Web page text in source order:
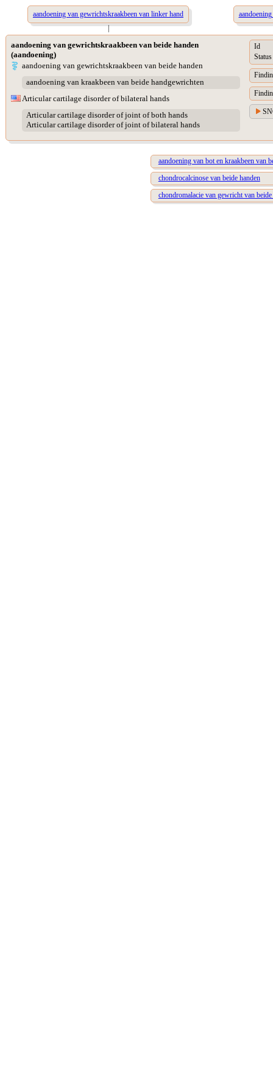
aandoening van gewrichtskraakbeen van linker hand
|
aandoening van gewrichtskraakbeen van beide handen
(aandoening)
aandoening van gewrichtskraakbeen van beide handen
aandoening van kraakbeen van beide handgewrichten
Articular cartilage disorder of bilateral hands
Articular cartilage disorder of joint of both hands
Articular cartilage disorder of joint of bilateral hands
Id
Status
aandoening van bot en kraakbeen van
chondrocalcinose van beide handen
chondromalacie van gewricht van beide